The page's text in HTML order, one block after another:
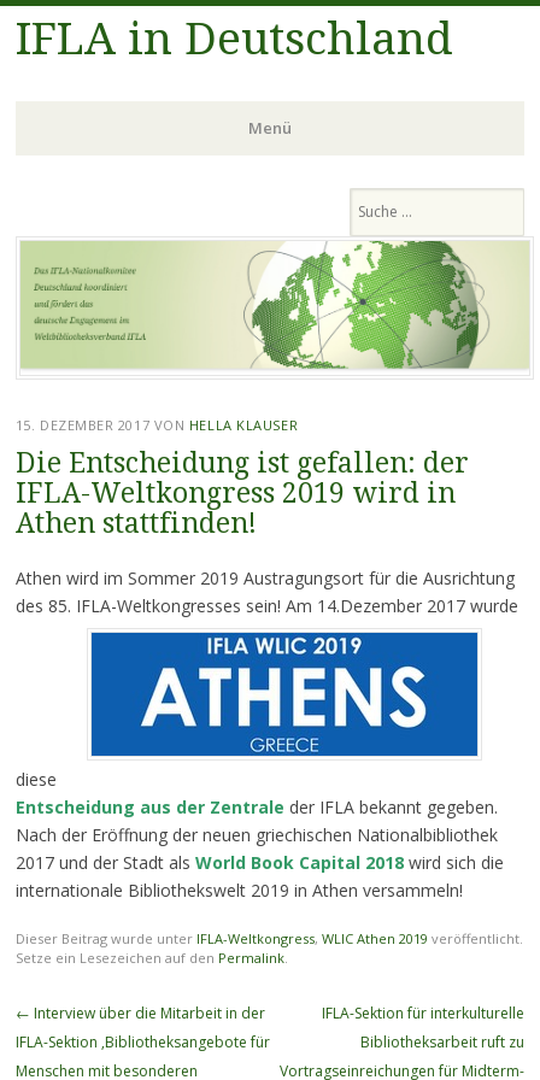
IFLA in Deutschland
Menü
springen
15. DEZEMBER 2017 VON HELLA KLAUSER
Die Entscheidung ist gefallen: der
IFLA-Weltkongress 2019 wird in
Athen stattfinden!
Athen wird im Sommer 2019 Austragungsort für die Ausrichtung
des 85. IFLA-Weltkongresses sein! Am 14.Dezember 2017 wurde
diese
Entscheidung aus der Zentrale der IFLA bekannt gegeben.
Nach der Eröffnung der neuen griechischen Nationalbibliothek
2017 und der Stadt als World Book Capital 2018 wird sich die
internationale Bibliothekswelt 2019 in Athen versammeln!
Dieser Beitrag wurde unter IFLA-Weltkongress, WLIC Athen 2019 veröffentlicht.
Setze ein Lesezeichen auf den Permalink.
Beitragsnavigation
← Interview über die Mitarbeit in der
IFLA-Sektion ‚Bibliotheksangebote für
Menschen mit besonderen
IFLA-Sektion für interkulturelle
Bibliotheksarbeit ruft zu
Vortragseinreichungen für Midterm-